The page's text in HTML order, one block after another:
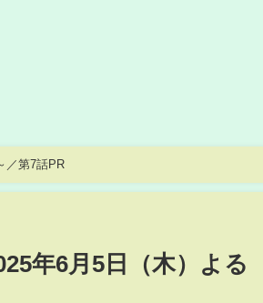
／第7話PR
年6月5日（木）よる